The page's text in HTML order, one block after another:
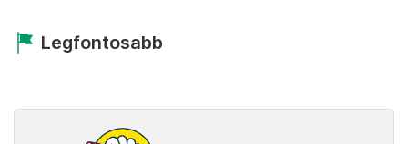
Legfontosabb